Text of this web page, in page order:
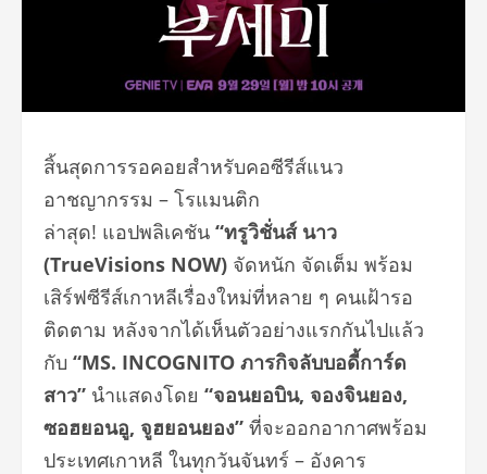
สิ้นสุดการรอคอยสำหรับคอซีรีส์แนว
อาชญากรรม – โรแมนติก
ล่าสุด! แอปพลิเคชัน “ทรูวิชั่นส์ นาว
(TrueVisions NOW) จัดหนัก จัดเต็ม พร้อม
เสิร์ฟซีรีส์เกาหลีเรื่องใหม่ที่หลาย ๆ คนเฝ้ารอ
ติดตาม หลังจากได้เห็นตัวอย่างแรกกันไปแล้ว
กับ “MS. INCOGNITO ภารกิจลับบอดี้การ์ด
สาว” นำแสดงโดย “จอนยอบิน, จองจินยอง,
ซอฮยอนอู, จูฮยอนยอง” ที่จะออกอากาศพร้อม
ประเทศเกาหลี ในทุกวันจันทร์ – อังคาร